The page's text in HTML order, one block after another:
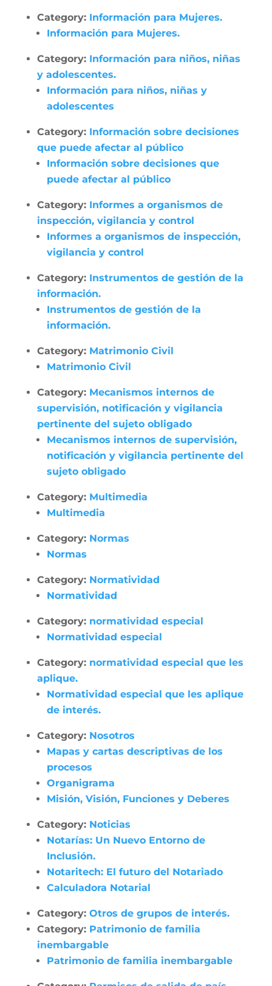
Category: Información para Mujeres.
Información para Mujeres.
Category: Información para niños, niñas
y adolescentes.
Información para niños, niñas y
adolescentes
Category: Información sobre decisiones
que puede afectar al público
Información sobre decisiones que
puede afectar al público
Category: Informes a organismos de
inspección, vigilancia y control
Informes a organismos de inspección,
vigilancia y control
Category: Instrumentos de gestión de la
información.
Instrumentos de gestión de la
información.
Category: Matrimonio Civil
Matrimonio Civil
Category: Mecanismos internos de
supervisión, notificación y vigilancia
pertinente del sujeto obligado
Mecanismos internos de supervisión,
notificación y vigilancia pertinente del
sujeto obligado
Category: Multimedia
Multimedia
Category: Normas
Normas
Category: Normatividad
Normatividad
Category: normatividad especial
Normatividad especial
Category: normatividad especial que les
aplique.
Normatividad especial que les aplique
de interés.
Category: Nosotros
Mapas y cartas descriptivas de los
procesos
Organigrama
Misión, Visión, Funciones y Deberes
Category: Noticias
Notarías: Un Nuevo Entorno de
Inclusión.
Notaritech: El futuro del Notariado
Calculadora Notarial
Category: Otros de grupos de interés.
Category: Patrimonio de familia
inembargable
Patrimonio de familia inembargable